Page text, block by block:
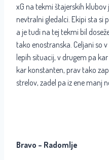
xG na tekmi štajerskih
nevtralni gledalci. Ekipi sta si
a je tudi na tej tekmi bil
tako enostranska. Celjani so
lepih situacij, v drugem pa
kar konstanten, prav tako
strelov, zadel pa iz ene manj
Bravo – Radomlje